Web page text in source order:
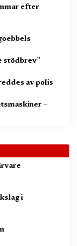
efter
stödbrev”
av polis
–
i